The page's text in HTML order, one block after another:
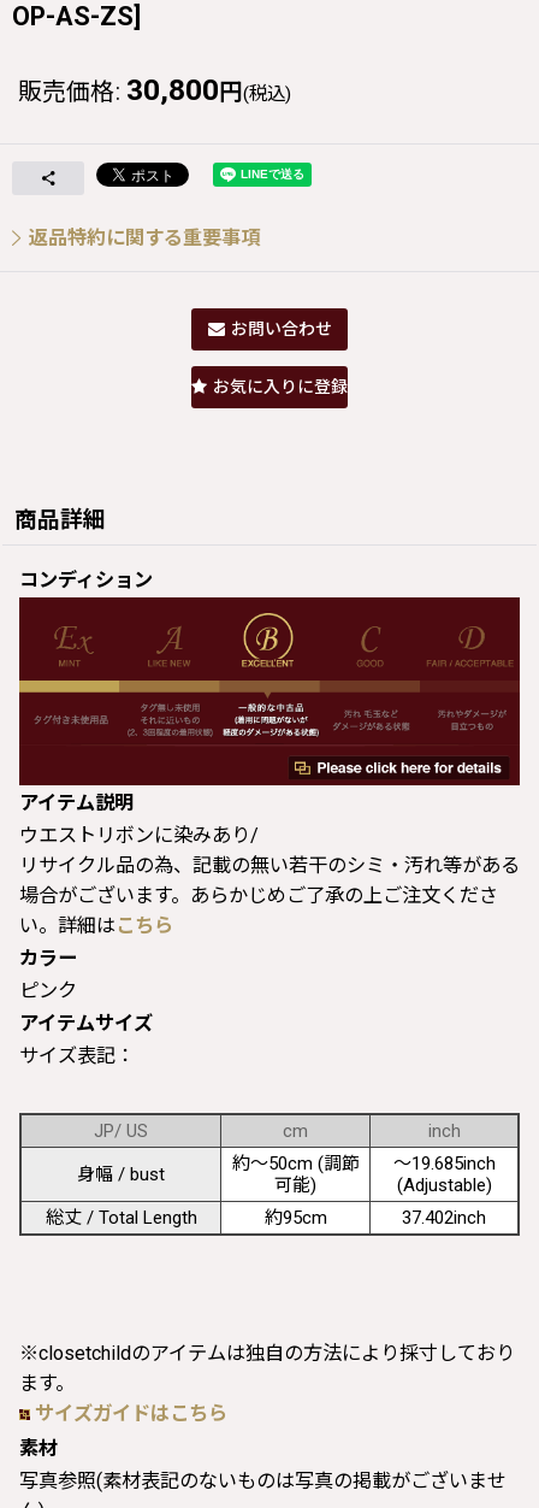
OP-AS-ZS]
販売価格: 30,800 円 (税込)
返品特約に関する重要事項
お問い合わせ
お気に入りに登録
商品詳細
コンディション
アイテム説明
ウエストリボンに染みあり/
リサイクル品の為、記載の無い若干のシミ・汚れ等がある
場合がございます。あらかじめご了承の上ご注文くださ
い。詳細は こちら
カラー
ピンク
アイテムサイズ
サイズ表記：
JP/ US cm
inch
身幅 / bust
約〜50cm (調節
可能)
〜19.685inch
(Adjustable)
総丈 / Total Length
約95cm 37.402inch
※closetchildのアイテムは独自の方法により採寸しており
ます。
サイズガイドはこちら
素材
写真参照(素材表記のないものは写真の掲載がございませ